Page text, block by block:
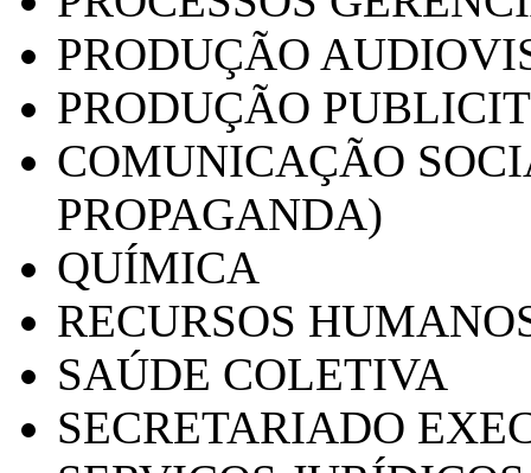
PRODUÇÃO
PRODUÇÃO
COMUNICAÇÃO
PROPAGANDA)
QUÍMICA
RECURSOS
SAÚDE COLETIVA
SECRETARIADO